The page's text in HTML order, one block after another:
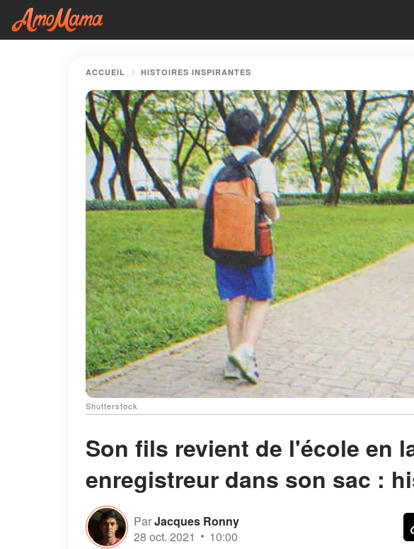
ACCUEIL HISTOIRES INSPIRANTES
Shutterstock
Son fils revient de l'école en
enregistreur dans son sac :
ParJacques Ronny
28 oct. 2021
10:00